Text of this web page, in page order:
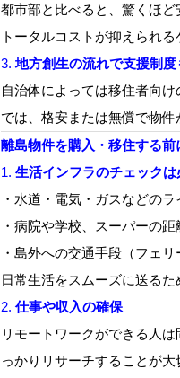
都市部と比べると、驚くほ
トータルコストが抑えられる
3.地方創生の流れで支援制度
自治体によっては移住者向
では、格安または無償で物件
離島物件を購入・移住する前
1. 生活インフラのチェックは
・水道・電気・ガスなどの
・病院や学校、スーパーの距
・島外への交通手段（フェ
日常生活をスムーズに送るた
2. 仕事や収入の確保
リモートワークができる人
っかりリサーチすることが大